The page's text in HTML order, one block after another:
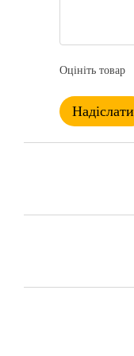
Оцініть товар
Надіслати